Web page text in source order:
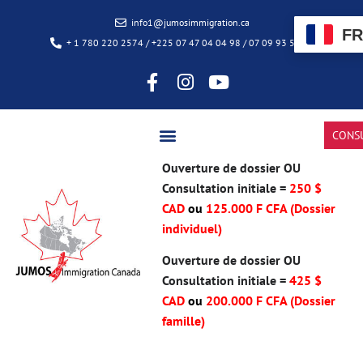
info1@jumosimmigration.ca
+ 1 780 220 2574 / +225 07 47 04 04 98 / 07 09 93 50 85
Ouverture de dossier OU
Consultation initiale = 250 $
CADou 125.000 F CFA (Dossier
individuel)
Ouverture de dossier OU
Consultation initiale =425 $
CAD ou 200.000 F CFA (Dossier
famille)
FR